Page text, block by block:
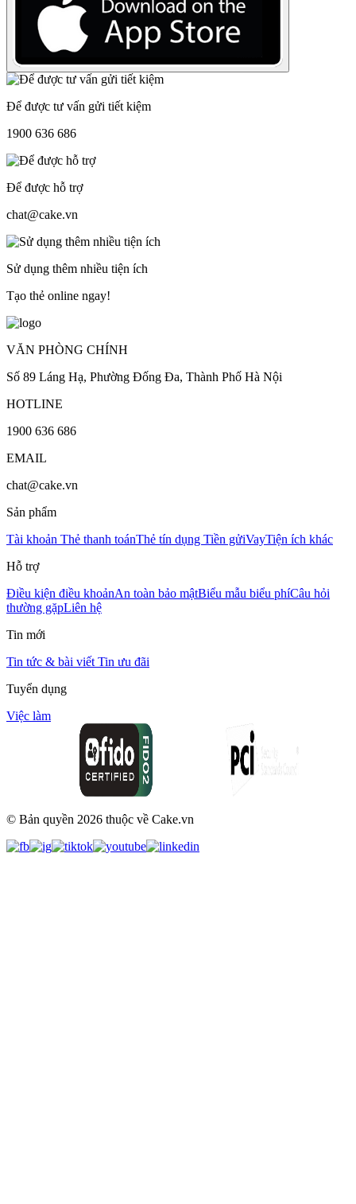
Để được tư vấn gửi tiết kiệm
1900 636 686
Để được hỗ trợ
chat@cake.vn
Sử dụng thêm nhiều tiện ích
Tạo thẻ online ngay!
VĂN PHÒNG CHÍNH
Số 89 Láng Hạ, Phường Đống Đa, Thành Phố Hà Nội
HOTLINE
1900 636 686
EMAIL
chat@cake.vn
Sản phẩm
Tài khoản Thẻ thanh toánThẻ tín dụng Tiền gửiVayTiện ích khác
Hỗ trợ
Điều kiện điều khoảnAn toàn bảo mậtBiểu mẫu biểu phíCâu hỏi
thường gặpLiên hệ
Tin mới
Tin tức & bài viết Tin ưu đãi
Tuyển dụng
Việc làm
© Bản quyền 2026 thuộc về Cake.vn